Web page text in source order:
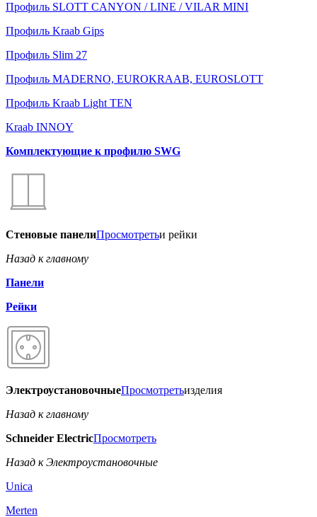
Профиль SLOTT CANYON / LINE / VILAR MINI
Профиль Kraab Gips
Профиль Slim 27
Профиль MADERNO, EUROKRAAB, EUROSLOTT
Профиль Kraab Light TEN
Kraab INNOY
Комплектующие к профилю SWG
Стеновые панелиПросмотретьи рейки
Назад к главному
Панели
Рейки
ЭлектроустановочныеПросмотретьизделия
Назад к главному
Schneider ElectricПросмотреть
Назад к Электроустановочные
Unica
Merten